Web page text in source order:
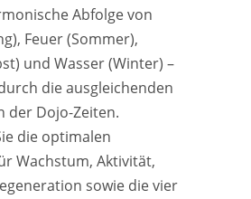
Abfolge von
Feuer (Sommer),
und Wasser (Winter) –
die ausgleichenden
der Dojo-Zeiten.
die optimalen
Wachstum, Aktivität,
sowie die vier